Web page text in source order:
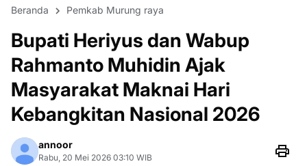
Beranda Pemkab Murung raya
Bupati Heriyus dan Wabup
Rahmanto Muhidin Ajak
Masyarakat Maknai Hari
Kebangkitan Nasional 2026
annoor
Rabu, 20 Mei 2026 03:10 WIB